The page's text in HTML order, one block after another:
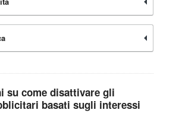
su come disattivare gli
basati sugli interessi